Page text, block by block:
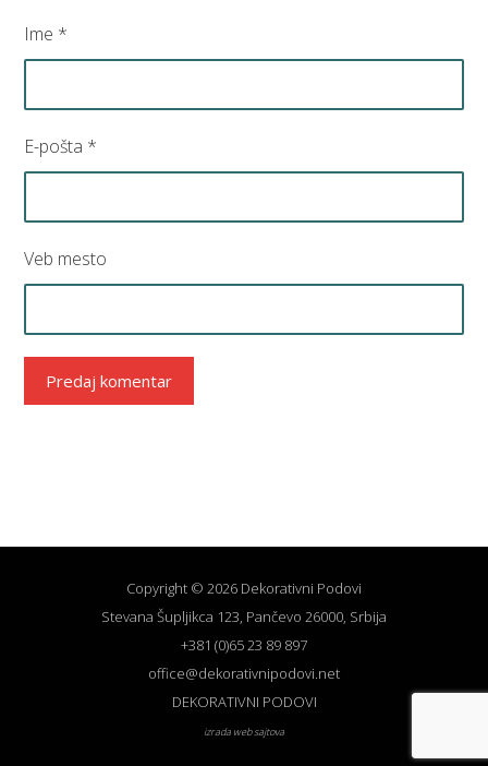
Ime *
E-pošta *
Veb mesto
Predaj komentar
Copyright © 2026 Dekorativni Podovi
Stevana Šupljikca 123, Pančevo 26000, Srbija
+381 (0)65 23 89 897
office@dekorativnipodovi.net
DEKORATIVNI PODOVI
izrada web sajtova